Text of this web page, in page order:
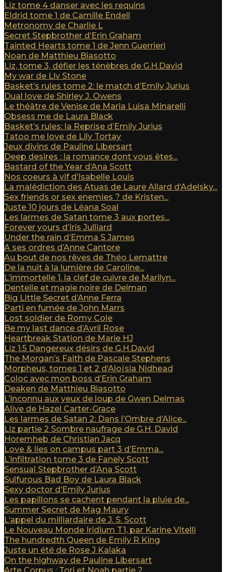
Liz tome 4 danser avec les requins
Eldrid tome 1 de Camille Endell
Metronomy de Charlie L
Secret Stepbrother d’Erin Graham
Tainted Hearts tome 1 de Jenn Guerrieri
Noan de Matthieu Biasotto
Liz, tome 3, défier les ténèbres de G.H.David
My war de Liv Stone
Basket’s rules tome 2: le match d’Emily Jurius
Dual love de Shirley J. Owens
Le théâtre de Venise de Maria Luisa Minarelli
Obsess me de Laura Black
Basket’s rules: la Reprise d’Emily Jurius
Tatoo me love de Lily Tortay
Jeux divins de Pauline Libersart
Deep desires : la romance dont vous êtes...
Bastard of the Year d’Ana Scott
Nos coeurs à vif d’Isabelle Louis
La malédiction des Atuas de Laure Allard d’Adelsky...
Sex friends or sex enemies ? de Kristen...
Juste 10 jours de Léana Soal
Les larmes de Satan tome 3 aux portes...
Forever yours d’Iris Julliard
Under the rain d’Emma S James
A ses ordres d’Anne Cantore
Au bout de nos rêves de Théo Lemattre
De la nuit à la lumière de Caroline...
L’immortelle 1. la clef de cuivre de Marilyn...
Dentelle et magie noire de Delman
Big Little Secret d’Anne Ferra
Parti en fumée de John Marrs
Lost soldier de Romy Cole
Be my last dance d’Avril Rose
Heartbreak Station de Marie HJ
Liz 1.5 Dangereux désirs de G.H.David
The Morgan’s Faith de Pascale Stephens
Morpheus, tomes 1 et 2 d’Aloïsia Nidhead
Coloc avec mon boss d’Erin Graham
Deaken de Matthieu Biasotto
L’inconnu aux yeux de loup de Gwen Delmas
Alive de Hazel Carter-Grace
Les larmes de Satan 2: Dans l’Ombre d’Alice...
Liz partie 2 Sombre naufrage de G.H. David
Horemheb de Christian Jacq
Love & lies on campus part 3 d’Emma...
L’infiltration tome 3 de Fanely Scott
Sensual Stepbrother d’Ana Scott
Sulfurous Bad Boy de Laura Black
Sexy doctor d’Emily Jurius
Les papillons se cachent pendant la pluie de...
Summer Secret de Mag Maury
L’appel du milliardaire de J. S. Scott
Le Nouveau Monde Iridium T1, par Karine Vitelli
The hundredth Queen de Emily R King
Juste un été de Rose J Kalaka
On the highway de Pauline Libersart